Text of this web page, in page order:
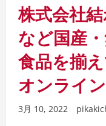
株式会社
など国産
食品を揃
オンライ
3月 10, 2022